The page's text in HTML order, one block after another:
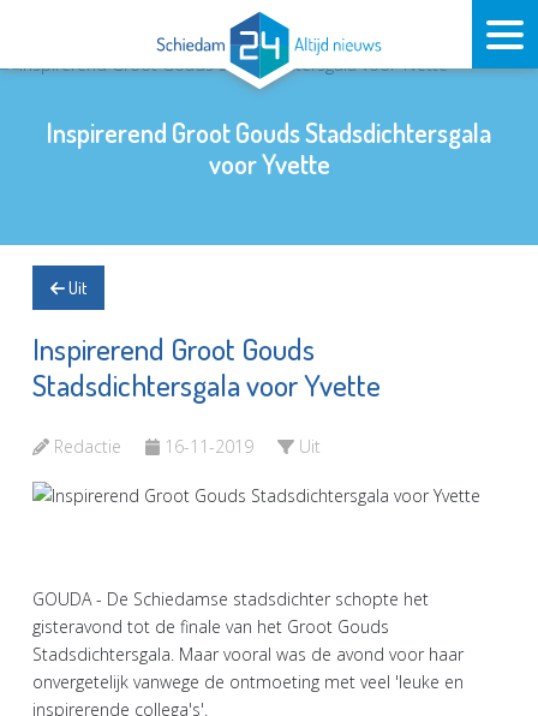
Inspirerend Groot Gouds Stadsdichtersgala
voor Yvette
Uit
Inspirerend Groot Gouds
Stadsdichtersgala voor Yvette
Redactie 16-11-2019 Uit
GOUDA - De Schiedamse stadsdichter schopte het
gisteravond tot de finale van het Groot Gouds
Stadsdichtersgala. Maar vooral was de avond voor haar
onvergetelijk vanwege de ontmoeting met veel 'leuke en
inspirerende collega's'.